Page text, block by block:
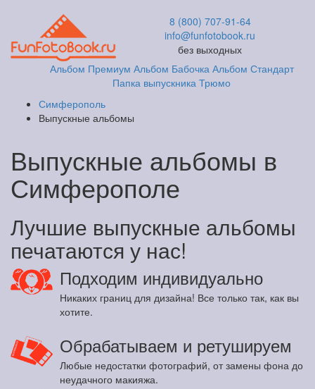
8 (800) 707-91-64
info@funfotobook.ru
без выходных
Альбом Премиум Альбом Бабочка Альбом Стандарт
Папка выпускника Трюмо
Симферополь
Выпускные альбомы
Выпускные альбомы в
Симферополе
Лучшие выпускные альбомы
печатаются у нас!
Подходим индивидуально
Никаких границ для дизайна! Все только так, как вы
хотите.
Обрабатываем и ретушируем
Любые недостатки фотографий, от замены фона до
неудачного макияжа.